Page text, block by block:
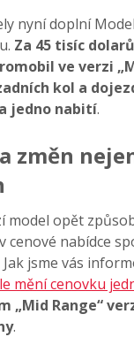
nyní doplní
Za 45 tisíc
ve verzi
kol a
jedno nabití.
změn
model opět
cenové nabídce
jsme vás
mění cenovku
„Mid Range“
.